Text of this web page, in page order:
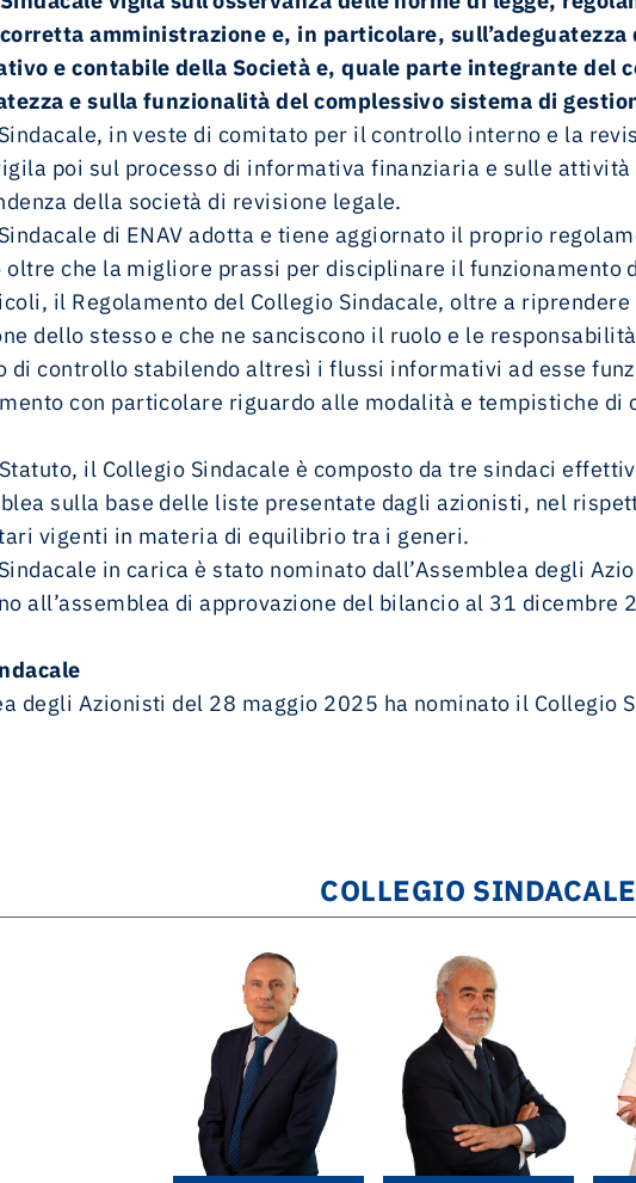
ENAV
amministrazione e, in particolare, sull’adeguatezza
e contabile della Società e, quale parte integrante del
e sulla funzionalità del complessivo sistema di
in veste di comitato per il controllo interno e la
poi sul processo di informativa finanziaria e sulle
della società di revisione legale.
di ENAV adotta e tiene aggiornato il proprio
che la migliore prassi per disciplinare il funzionamento
il Regolamento del Collegio Sindacale, oltre a
dello stesso e che ne sanciscono il ruolo e le
di controllo stabilendo altresì i flussi informativi ad esse
con particolare riguardo alle modalità e tempistiche di
il Collegio Sindacale è composto da tre sindaci
sulla base delle liste presentate dagli azionisti, nel
vigenti in materia di equilibrio tra i generi.
in carica è stato nominato dall’Assemblea degli
all’assemblea di approvazione del bilancio al 31 dicembre
degli Azionisti del 28 maggio 2025 ha nominato il Collegio
COLLEGIO SINDACALE